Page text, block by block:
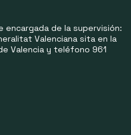
de la supervisión:
Valenciana sita en la
Valencia y teléfono 961